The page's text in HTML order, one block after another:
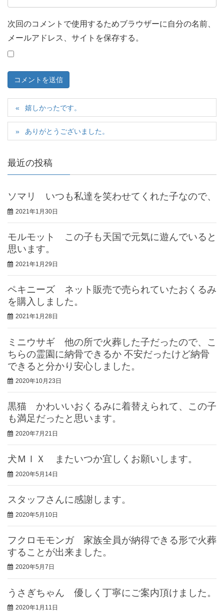
次回のコメントで使用するためブラウザーに自分の名前、
メールアドレス、サイトを保存する。
嬉しかったです。
ありがとうございました。
最近の投稿
ソマリ いつも私達を笑わせてくれた子なので、
2021年1月30日
モルモット この子も天国で元気に遊んでいると
思います。
2021年1月29日
ペキニーズ ネット販売で売られていたおくるみ
を購入しました。
2021年1月28日
ミニウサギ 他の所で火葬した子だったので、こ
ちらの霊園に納骨できるか 不安だったけど納骨
できると分かり安心しました。
2020年10月23日
黒猫 かわいいおくるみに着替えられて、この子
も満足だったと思います。
2020年7月21日
犬ＭＩＸ またいつか宜しくお願いします。
2020年5月14日
スタッフさんに感謝します。
2020年5月10日
フクロモモンガ 家族全員が納得できる形で火葬
することが出来ました。
2020年5月7日
うさぎちゃん 優しく丁寧にご案内頂けました。
2020年1月11日